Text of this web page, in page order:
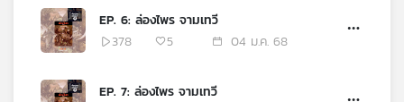
แผนที่
เครือ
EP. 6: ล่องไพร จามเทวี
378
5 04 ม.ค. 68
EP. 7: ล่องไพร จามเทวี